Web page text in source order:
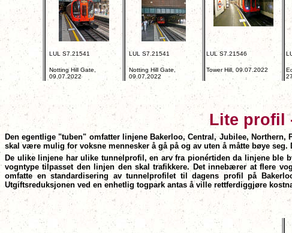
LUL S7.21541
Notting Hill Gate,
09.07.2022
LUL S7.21541
Notting Hill Gate,
09.07.2022
LUL S7.21546
Tower Hill, 09.07.2022
Lite profil
Den egentlige "tuben" omfatter linjene Bakerloo, Central, Jubilee,
skal være mulig for voksne mennesker å gå på og av uten å måtte bøye
De ulike linjene har ulike tunnelprofil, en arv fra pionértiden da linjene ble
vogntype tilpasset den linjen den skal trafikkere. Det innebærer at flere
omfatte en standardisering av tunnelprofilet til dagens profil på
Utgiftsreduksjonen ved en enhetlig togpark antas å ville rettferdiggjøre